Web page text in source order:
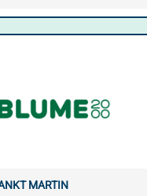
MARTIN